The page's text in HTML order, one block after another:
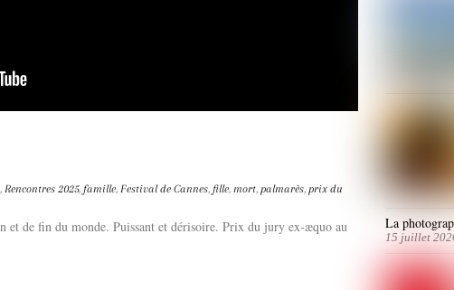
, Rencontres 2025, famille, Festival de Cannes, fille, mort, palmarès, prix du
et de fin du monde. Puissant et dérisoire. Prix du jury ex-æquo au
La
15 juillet